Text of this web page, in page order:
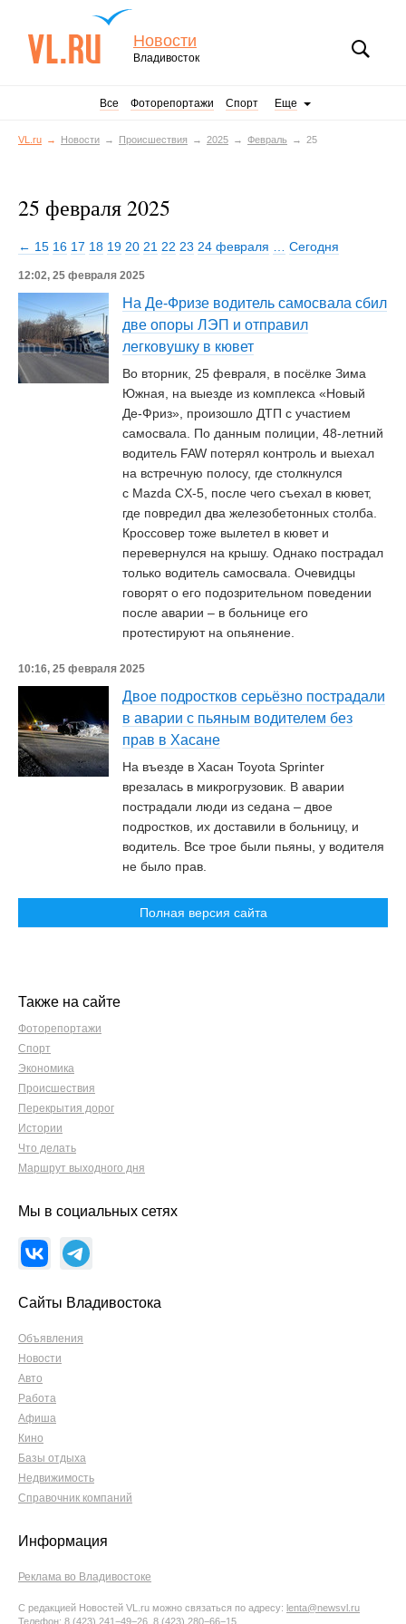
Новости
Владивосток
Все Фоторепортажи Спорт Еще
VL.ru Новости Происшествия 2025 Февраль 25
25 февраля 2025
← 15 16 17 18 19 20 21 22 23 24 февраля Сегодня
12:02, 25 февраля 2025
На Де-Фризе водитель самосвала сбил
две опоры ЛЭП и отправил
легковушку в кювет
Во вторник, 25 февраля, в посёлке Зима
Южная, на выезде из комплекса «Новый
Де-Фриз», произошло ДТП с участием
самосвала. По данным полиции, 48-летний
водитель FAW потерял контроль и выехал
на встречную полосу, где столкнулся
с Mazda CX-5, после чего съехал в кювет,
где повредил два железобетонных столба.
Кроссовер тоже вылетел в кювет и
перевернулся на крышу. Однако пострадал
только водитель самосвала. Очевидцы
говорят о его подозрительном поведении
после аварии – в больнице его
протестируют на опьянение.
10:16, 25 февраля 2025
Двое подростков серьёзно пострадали
в аварии с пьяным водителем без
прав в Хасане
На въезде в Хасан Toyota Sprinter
врезалась в микрогрузовик. В аварии
пострадали люди из седана – двое
подростков, их доставили в больницу, и
водитель. Все трое были пьяны, у водителя
не было прав.
Полная версия сайта
Также на сайте
Фоторепортажи
Спорт
Экономика
Происшествия
Перекрытия дорог
Истории
Что делать
Маршрут выходного дня
Мы в социальных сетях
Сайты Владивостока
Объявления
Новости
Авто
Работа
Афиша
Кино
Базы отдыха
Недвижимость
Справочник компаний
Информация
Реклама во Владивостоке
С редакцией Новостей VL.ru можно связаться по адресу: lenta@newsvl.ru
Телефон: 8 (423) 241−49−26, 8 (423) 280−66−15